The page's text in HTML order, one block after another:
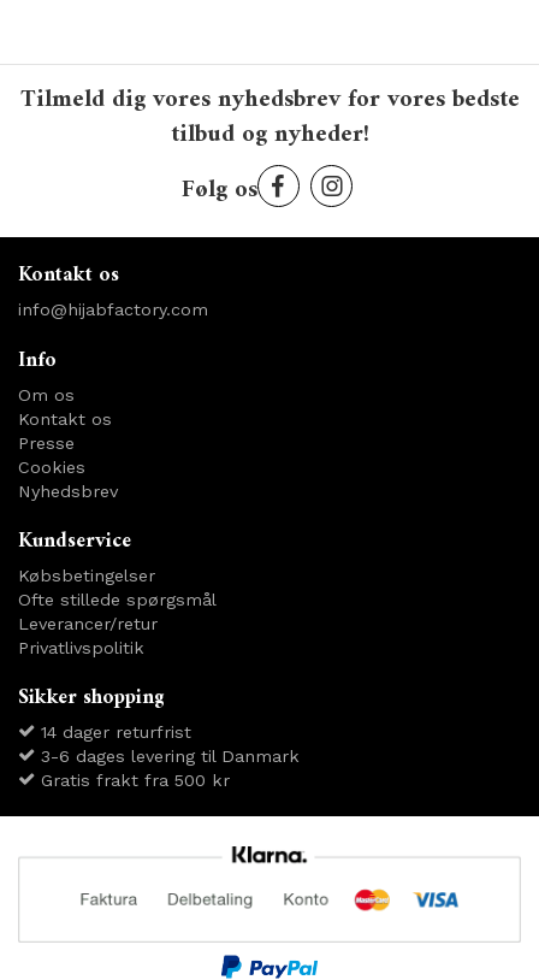
Tilmeld dig vores nyhedsbrev for vores bedste
tilbud og nyheder!
Følg os
Kontakt os
info@hijabfactory.com
Info
Om os
Kontakt os
Presse
Cookies
Nyhedsbrev
Kundservice
Købsbetingelser
Ofte stillede spørgsmål
Leverancer/retur
Privatlivspolitik
Sikker shopping
14 dager returfrist
3-6 dages levering til Danmark
Gratis frakt fra 500 kr